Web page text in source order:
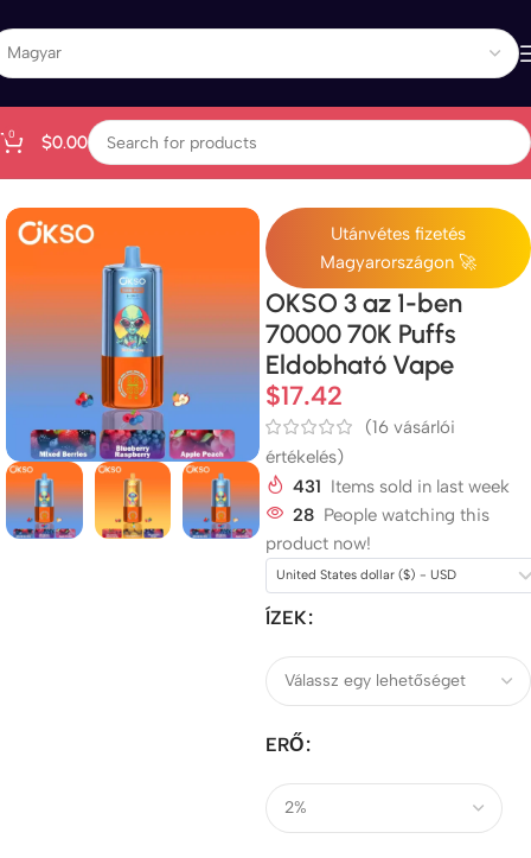
0 $0.00
All Products
Utánvétes fizetés
Magyarországon 🚀
OKSO 3 az 1-ben
70000 70K Puffs
Eldobható Vape
$17.42
(16 vásárlói
értékelés)
431 Items sold in last week
28 People watching this
product now!
United States dollar ($) - USD
ÍZEK
ERŐ